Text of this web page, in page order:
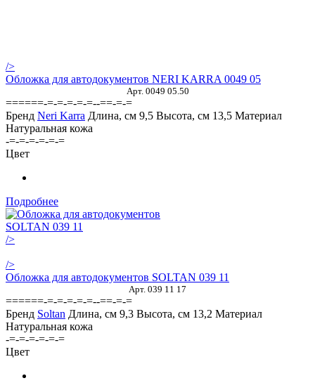
/>
Обложка для автодокументов NERI KARRA 0049 05
Арт. 0049 05.50
======-=-=-=-=-=--==-=-=
Бренд Neri Karra Длина, см 9,5 Высота, см 13,5 Материал
Натуральная кожа
-=-=-=-=-=-=
Цвет
Подробнее
/>
/>
Обложка для автодокументов SOLTAN 039 11
Арт. 039 11 17
======-=-=-=-=-=--==-=-=
Бренд Soltan Длина, см 9,3 Высота, см 13,2 Материал
Натуральная кожа
-=-=-=-=-=-=
Цвет